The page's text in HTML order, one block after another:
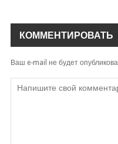
КОММЕНТИРОВАТЬ
Ваш e-mail не будет